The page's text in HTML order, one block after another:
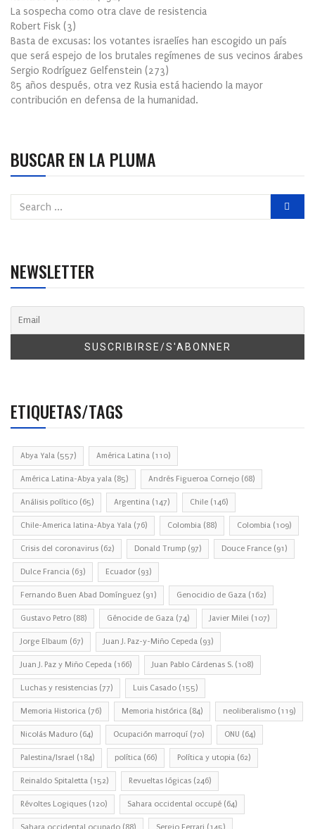
La sospecha como otra clave de resistencia
Robert Fisk (3)
Basta de excusas: los votantes israelíes han escogido un país
que será espejo de los brutales regímenes de sus vecinos árabes
Sergio Rodríguez Gelfenstein (273)
85 años después, otra vez Rusia está haciendo la mayor
contribución en defensa de la humanidad.
BUSCAR EN LA PLUMA
NEWSLETTER
ETIQUETAS/TAGS
Abya Yala (557) América Latina (110)
América Latina-Abya yala (85) Andrés Figueroa Cornejo (68)
Análisis político (65) Argentina (147) Chile (146)
Chile-America latina-Abya Yala (76) Colombia (88) Colombia (109)
Crisis del coronavirus (62) Donald Trump (97) Douce France (91)
Dulce Francia (63) Ecuador (93)
Fernando Buen Abad Domínguez (91) Genocidio de Gaza (162)
Gustavo Petro (88) Génocide de Gaza (74) Javier Milei (107)
Jorge Elbaum (67) Juan J. Paz-y-Miño Cepeda (93)
Juan J. Paz y Miño Cepeda (166) Juan Pablo Cárdenas S. (108)
Luchas y resistencias (77) Luis Casado (155)
Memoria Historica (76) Memoria histórica (84) neoliberalismo (119)
Nicolás Maduro (64) Ocupación marroquí (70) ONU (64)
Palestina/Israel (184) política (66) Política y utopia (62)
Reinaldo Spitaletta (152) Revueltas lógicas (246)
Révoltes Logiques (120) Sahara occidental occupé (64)